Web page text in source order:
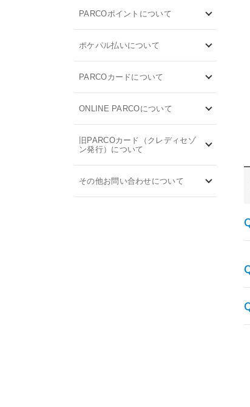
PARCOポイントについて
ポケパル払いについて
PARCOカードについて
ONLINE PARCOについて
旧PARCOカード（クレディセゾ
ン発行）について
その他お問い合わせについて